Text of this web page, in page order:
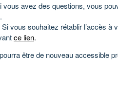
vous avez des questions, vous
.
Si vous souhaitez rétablir l’accès à
ce lien.
être de nouveau accessible